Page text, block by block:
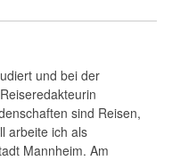
und bei der
sind Reisen,
arbeite ich als
Mannheim. Am